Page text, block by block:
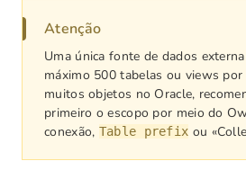
Atenção
Uma única fonte de dados
máximo 500 tabelas ou views por
muitos objetos no Oracle,
primeiro o escopo por meio do
conexão, Table prefix ou